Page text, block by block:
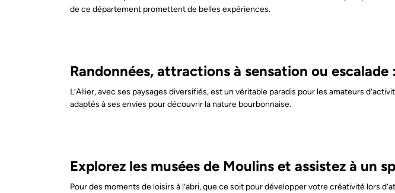
de ce département promettent de belles expériences.
Randonnées, attractions à sensation ou escalade
L’Allier, avec ses paysages diversifiés, est un véritable paradis pour les amateurs
adaptés à ses envies pour découvrir la nature bourbonnaise.
Explorez les musées de Moulins et assistez à un
Pour des moments de loisirs à l’abri, que ce soit pour développer votre créativité lors